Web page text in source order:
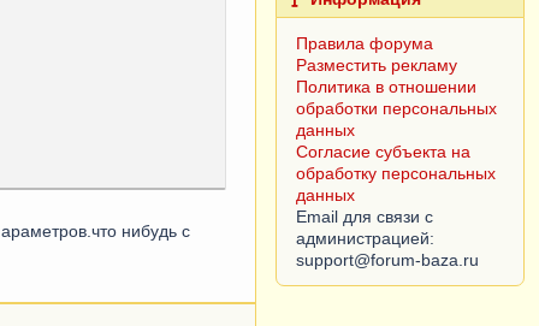
нибудь с
Правила форума
Разместить рекламу
Политика в отношении
обработки персональных
данных
Согласие субъекта на
обработку персональных
данных
Email для связи с
администрацией: